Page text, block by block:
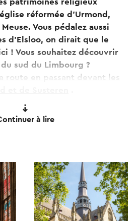
réformée d'Urmond,
Vous pédalez aussi
d'Elsloo, on dirait que le
! Vous souhaitez découvrir
sud du Limbourg ?
route en passant devant les
ou des églises sont-elles
de la visite audio gratuite.
à l'aide d'un service
à lire